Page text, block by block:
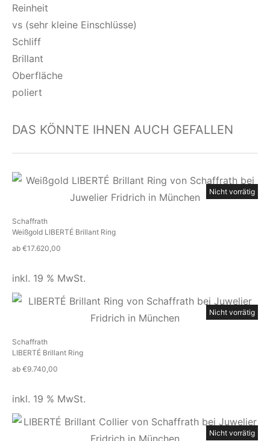
Reinheit
vs (sehr kleine Einschlüsse)
Schliff
Brillant
Oberfläche
poliert
DAS KÖNNTE IHNEN AUCH GEFALLEN
Nicht vorrätig
Schaffrath
Weißgold LIBERTÉ Brillant Ring
ab €17.620,00
inkl. 19 % MwSt.
Nicht vorrätig
Schaffrath
LIBERTÉ Brillant Ring
ab €9.740,00
inkl. 19 % MwSt.
Nicht vorrätig